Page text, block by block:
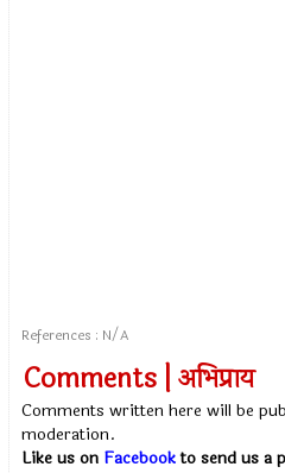
References : N/A
Comments | अभिप्राय
Comments written here will be
moderation.
Like us on Facebookto send us a